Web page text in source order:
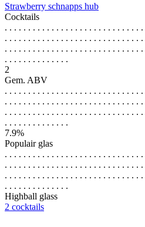
Strawberry schnapps hub
Cocktails
. . . . . . . . . . . . . . . . . . . . . . . . . . . . .
. . . . . . . . . . . . . . . . . . . . . . . . . . . . .
. . . . . . . . . . . . . . . . . . . . . . . . . . . . .
. . . . . . . . . . . . . .
2
Gem. ABV
. . . . . . . . . . . . . . . . . . . . . . . . . . . . .
. . . . . . . . . . . . . . . . . . . . . . . . . . . . .
. . . . . . . . . . . . . . . . . . . . . . . . . . . . .
. . . . . . . . . . . . . .
7.9%
Populair glas
. . . . . . . . . . . . . . . . . . . . . . . . . . . . .
. . . . . . . . . . . . . . . . . . . . . . . . . . . . .
. . . . . . . . . . . . . . . . . . . . . . . . . . . . .
. . . . . . . . . . . . . .
Highball glass
2 cocktails